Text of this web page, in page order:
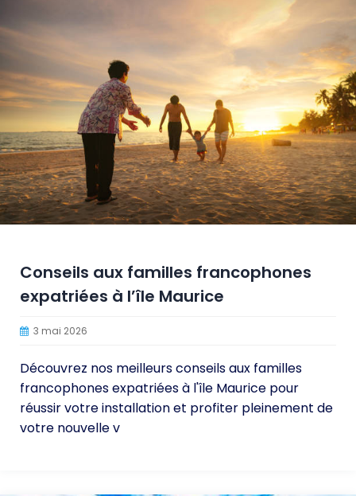
Conseils aux familles francophones
expatriées à l’île Maurice
3 mai 2026
Découvrez nos meilleurs conseils aux familles
francophones expatriées à l'île Maurice pour
réussir votre installation et profiter pleinement de
votre nouvelle v